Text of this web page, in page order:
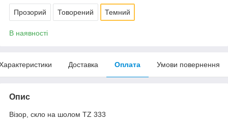
Прозорий Товорений Темний
В наявності
Доставка Оплата Умови повернення
Опис
Візор, скло на шолом TZ 333